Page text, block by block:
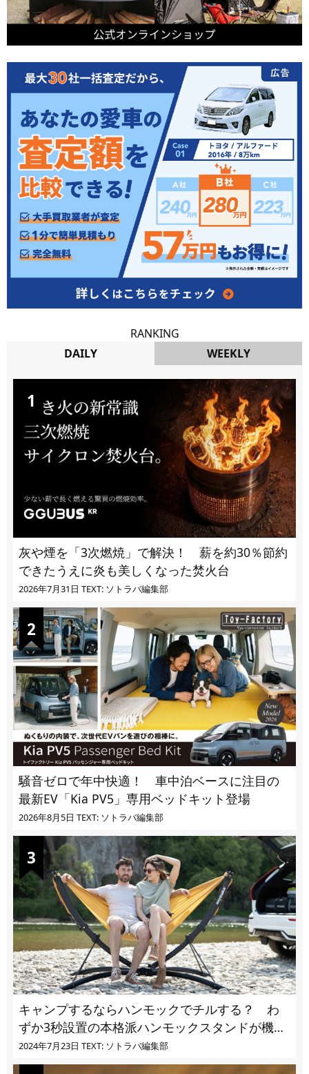
RANKING
DAILY
WEEKLY
灰や煙を「3次燃焼」で解決！ 薪を約30％節約
できたうえに炎も美しくなった焚火台
2026年7月31日 TEXT: ソトラバ編集部
騒音ゼロで年中快適！ 車中泊ベースに注目の
最新EV「Kia PV5」専用ベッドキット登場
2026年8月5日 TEXT: ソトラバ編集部
キャンプするならハンモックでチルする？ わ
ずか3秒設置の本格派ハンモックスタンドが機能
的過ぎる
2024年7月23日 TEXT: ソトラバ編集部